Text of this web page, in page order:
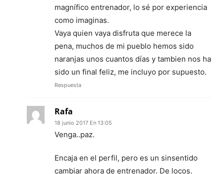
magnífico entrenador, lo sé por experiencia
como imaginas.
Vaya quien vaya disfruta que merece la
pena, muchos de mi pueblo hemos sido
naranjas unos cuantos días y tambien nos ha
sido un final feliz, me incluyo por supuesto.
Respuesta
Rafa
18 junio 2017 En 13:05
Venga..paz.
Encaja en el perfil, pero es un sinsentido
cambiar ahora de entrenador. De locos.